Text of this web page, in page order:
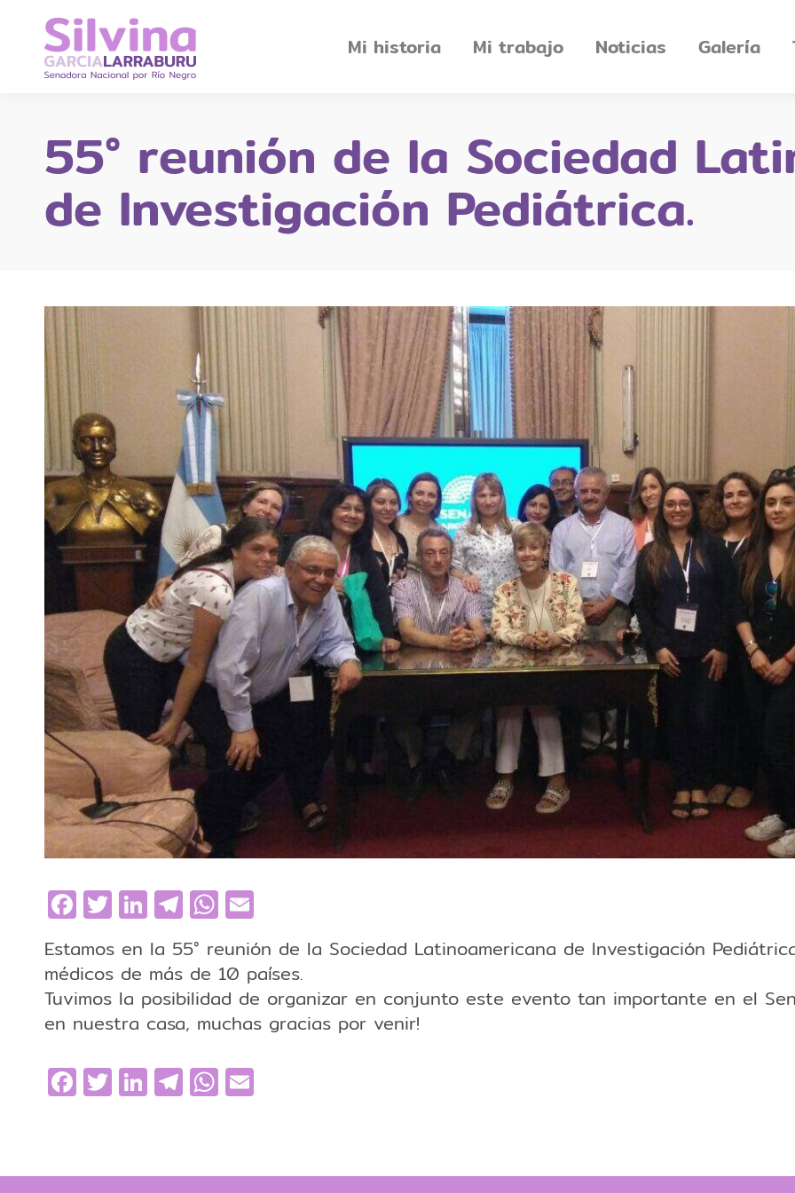
Mi historia Mi trabajo Noticias Galería
55° reunión de la Sociedad
de Investigación Pediátrica.
Facebook
Twitter
LinkedIn
Telegram
WhatsApp
Estamos en la 55° reunión de la Sociedad Latinoamericana de Investigación
médicos de más de 10 países.
Tuvimos la posibilidad de organizar en conjunto este evento tan importante en el
en nuestra casa, muchas gracias por venir!
Facebook
Twitter
LinkedIn
Telegram
WhatsApp